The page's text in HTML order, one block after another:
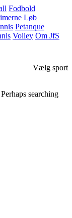
Fodbold
Løb
Petanque
Volley Om JfS
Vælg sport
searching